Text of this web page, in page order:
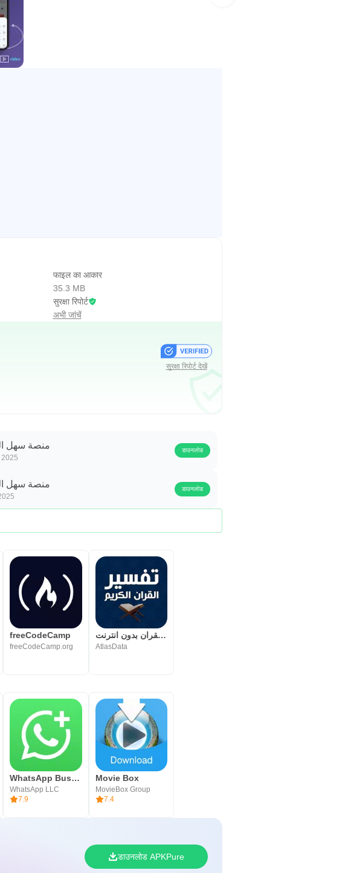
फाइल का आकार
35.3 MB
सुरक्षा रिपोर्ट
अभी जांचें
सुरक्षा रिपोर्ट देखें
منصة سهل डाउनलोड
منصة سهل डाउनलोड
freeCodeCamp
freeCodeCamp.org
تفسير القران بدون انترنت
AtlasData
WhatsApp Business
WhatsApp LLC
7.9
Movie Box
MovieBox Group
7.4
डाउनलोड APKPure